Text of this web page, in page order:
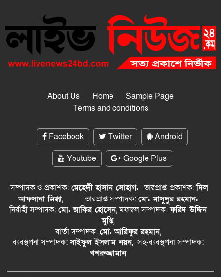
About Us Home
Sample Page
Terms and conditions
Facebook Twitter
Android
Youtube
Google Plus
সম্পাদক ও প্রকাশক:মেহেদী হাসান সোহাগ.ভারপ্রাপ্ত প্রকাশক:দিল
আফসানা স্নিগ্ধা, ভারপ্রাপ্ত সম্পাদক:মো. মাসুদুর রহমান.
নির্বাহী সম্পাদক:মো. জাকির হোসেন, মফস্বল সম্পাদক:ফরিদ উদ্দিন
মুপ্তি,
বার্তা সম্পাদক:মো. আরিফুর রহমান,
ব্যবস্থপনা সম্পাদক:সাইফুল ইসলাম নয়ন, সহ-ব্যবস্থপনা সম্পাদক:
খশরুজ্জামান